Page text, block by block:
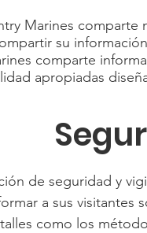
Marines comparte
su
comparte
apropiadas
de seguridad y
a sus visitantes
como los